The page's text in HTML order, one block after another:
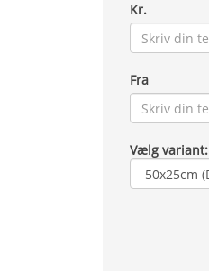
Kr.
Fra
Vælg variant: